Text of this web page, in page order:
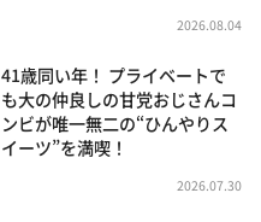
2026.08.04
41歳同い年！ プライベートで
も大の仲良しの甘党おじさんコ
ンビが唯一無二の“ひんやりス
イーツ”を満喫！
2026.07.30